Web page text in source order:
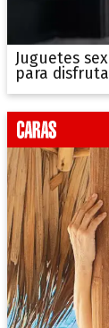
Juguetes
para